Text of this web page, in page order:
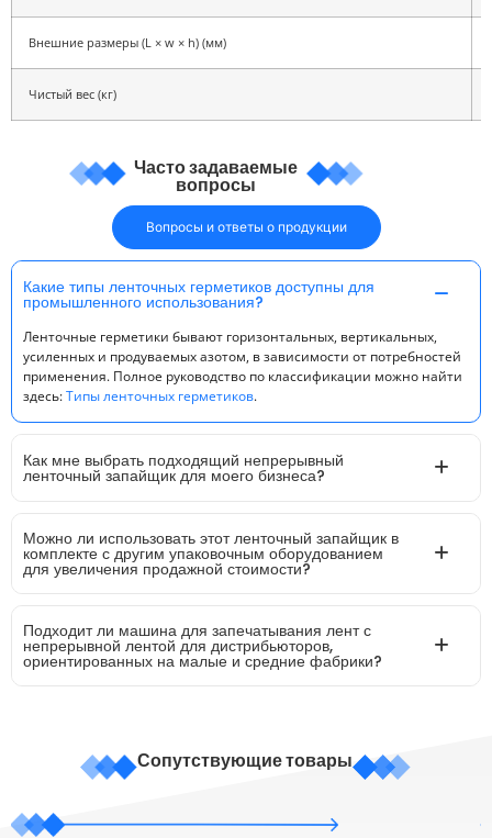
Внешние размеры (L × w × h) (мм)
Чистый вес (кг)
Часто задаваемые
вопросы
Вопросы и ответы о продукции
Какие типы ленточных герметиков доступны для
промышленного использования?
Ленточные герметики бывают горизонтальных, вертикальных,
усиленных и продуваемых азотом, в зависимости от потребностей
применения. Полное руководство по классификации можно найти
здесь:Типы ленточных герметиков.
Как мне выбрать подходящий непрерывный
ленточный запайщик для моего бизнеса?
Можно ли использовать этот ленточный запайщик в
комплекте с другим упаковочным оборудованием
для увеличения продажной стоимости?
Подходит ли машина для запечатывания лент с
непрерывной лентой для дистрибьюторов,
ориентированных на малые и средние фабрики?
Сопутствующие товары